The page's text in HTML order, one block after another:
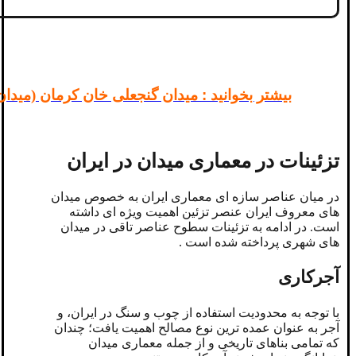
بیشتر بخوانید : میدان گنجعلی خان کرمان (میدان شامل 6 عنصر حمام، آب انبار، مدرسه، مسجد،
تزئینات در معماری میدان در ایران
در میان عناصر سازه ای معماری ایران به خصوص میدان
های معروف ایران عنصر تزئین اهمیت ویژه ای داشته
است. در ادامه به تزئینات سطوح عناصر تاقی در میدان
های شهری پرداخته شده است .
آجرکاری
با توجه به محدودیت استفاده از چوب و سنگ در ایران، و
آجر به عنوان عمده ترین نوع مصالح اهمیت یافت؛ چندان
که تمامی بناهای تاریخی و از جمله معماری میدان